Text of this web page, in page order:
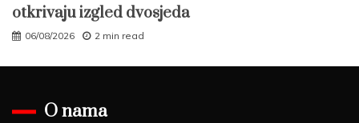
otkrivaju izgled dvosjeda
06/08/2026 2 min read
O nama